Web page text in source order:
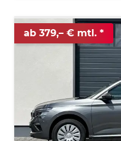
ab 379,– € mtl.